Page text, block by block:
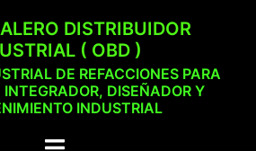
DISTRIBUIDOR
( OBD )
DE REFACCIONES PARA
DISEÑADOR Y
INDUSTRIAL
Alternar